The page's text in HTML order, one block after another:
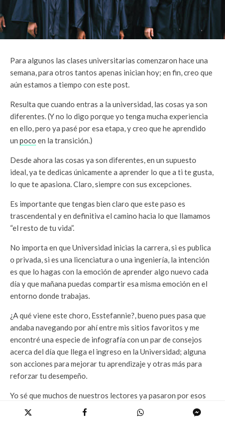
Para algunos las clases universitarias comenzaron hace una
semana, para otros tantos apenas inician hoy; en fin, creo que
aún estamos a tiempo con este post.
Resulta que cuando entras a la universidad, las cosas ya son
diferentes. (Y no lo digo porque yo tenga mucha experiencia
en ello, pero ya pasé por esa etapa, y creo que he aprendido
un poco en la transición.)
Desde ahora las cosas ya son diferentes, en un supuesto
ideal, ya te dedicas únicamente a aprender lo que a ti te gusta,
lo que te apasiona. Claro, siempre con sus excepciones.
Es importante que tengas bien claro que este paso es
trascendental y en definitiva el camino hacia lo que llamamos
“el resto de tu vida”.
No importa en que Universidad inicias la carrera, si es publica
o privada, si es una licenciatura o una ingeniería, la intención
es que lo hagas con la emoción de aprender algo nuevo cada
día y que mañana puedas compartir esa misma emoción en el
entorno donde trabajas.
¿A qué viene este choro, Esstefannie?, bueno pues pasa que
andaba navegando por ahí entre mis sitios favoritos y me
encontré una especie de infografía con un par de consejos
acerca del día que llega el ingreso en la Universidad; alguna
son acciones para mejorar tu aprendizaje y otras más para
reforzar tu desempeño.
Yo sé que muchos de nuestros lectores ya pasaron por esos
lares, y que realmente este post no les va a interesar mucho;
pero seguramente tiene algún conocido, novio, amigo, vecino,